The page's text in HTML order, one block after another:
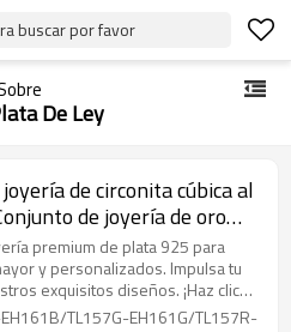
buscar por favor
De Ley
de circonita cúbica al
de joyería de oro
para mujer
premium de plata 925 para
y personalizados. Impulsa tu
exquisitos diseños. ¡Haz clic
por mayor!TL157G-EH161G/TL157R-